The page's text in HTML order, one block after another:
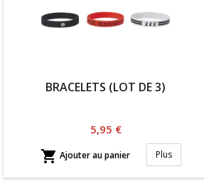
BRACELETS (LOT DE 3)
Prix
5,95 €
 Ajouter au panier Plus